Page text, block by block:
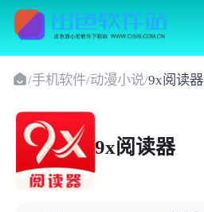
/手机软件/动漫小说/9x阅读器
9x阅读器